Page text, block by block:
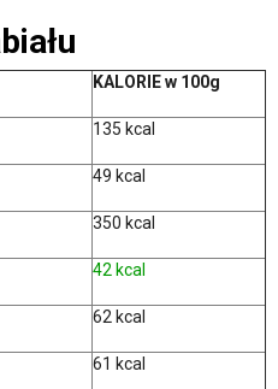
KALORIE w 100g
135 kcal
49 kcal
350 kcal
42 kcal
62 kcal
61 kcal